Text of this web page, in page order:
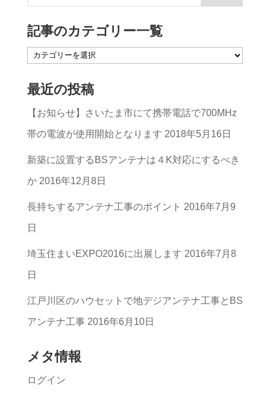
記事のカテゴリー一覧
記
の
カ
テ
ゴ
リ
ー
一
最近の投稿
【お知らせ】さいたま市にて携帯電話で700MHz
帯の電波が使用開始となります 2018年5月16日
新築に設置するBSアンテナは４K対応にするべき
か 2016年12月8日
長持ちするアンテナ工事のポイント 2016年7月9
日
埼玉住まいEXPO2016に出展します 2016年7月8
日
江戸川区のハウセットで地デジアンテナ工事とBS
アンテナ工事 2016年6月10日
メタ情報
ログイン